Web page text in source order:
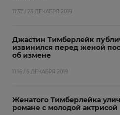
11:37 / 23 ДЕКАБРЯ 2019
Джастин Тимберлейк
извинился перед женой
об измене
11:16 / 5 ДЕКАБРЯ 2019
Женатого Тимберлейка
романе с молодой актрисой